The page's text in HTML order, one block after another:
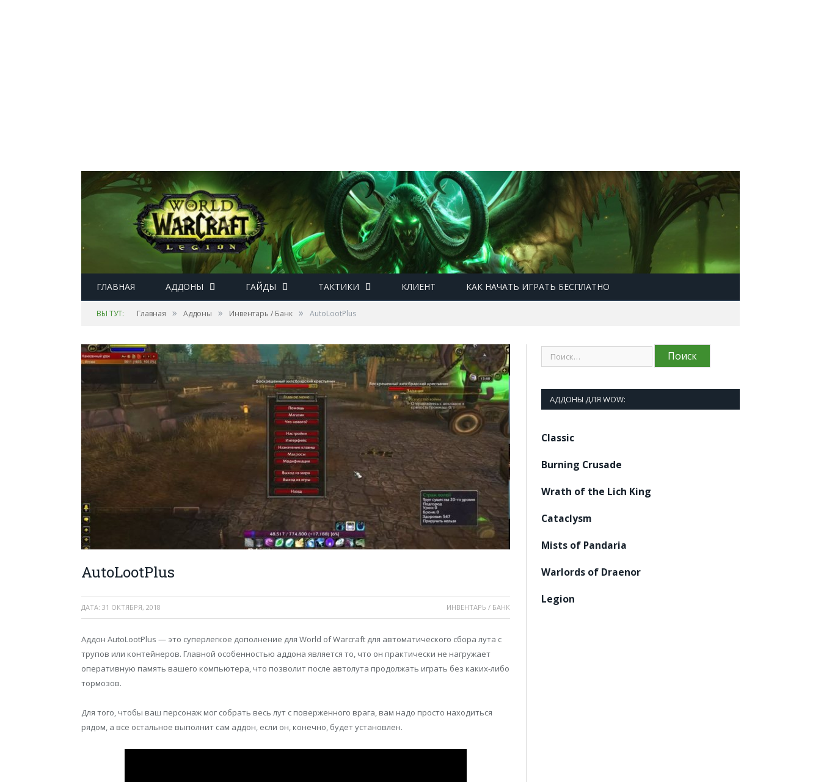
ГЛАВНАЯ АДДОНЫ ГАЙДЫ ТАКТИКИ КЛИЕНТ КАК НАЧАТЬ ИГРАТЬ БЕСПЛАТНО
ВЫ ТУТ: Главная » Аддоны » Инвентарь / Банк » AutoLootPlus
AutoLootPlus
ДАТА: 31 ОКТЯБРЯ, 2018 ИНВЕНТАРЬ / БАНК
Аддон AutoLootPlus — это суперлегкое дополнение для World of Warcraft для автоматического сбора лута с
трупов или контейнеров. Главной особенностью аддона является то, что он практически не нагружает
оперативную память вашего компьютера, что позволит после автолута продолжать играть без каких-либо
тормозов.
Для того, чтобы ваш персонаж мог собрать весь лут с поверженного врага, вам надо просто находиться
рядом, а все остальное выполнит сам аддон, если он, конечно, будет установлен.
АДДОНЫ ДЛЯ WOW:
Classic
Burning Crusade
Wrath of the Lich King
Cataclysm
Mists of Pandaria
Warlords of Draenor
Legion